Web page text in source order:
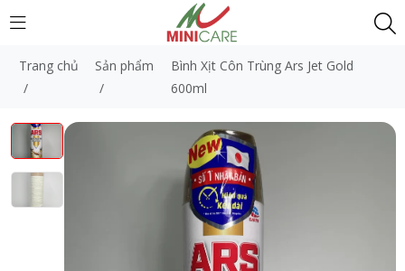
Trang chủ
/
Sản phẩm
/
Bình Xịt Côn Trùng Ars Jet Gold
600ml